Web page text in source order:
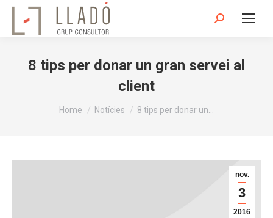
Search:
8 tips per donar un gran servei al
client
You are here:
Home Notícies 8 tips per donar un…
nov.
3
2016